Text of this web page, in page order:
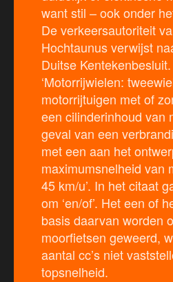
want stil – ook onder
De verkeersautoriteit
Hochtaunus verwijst
Duitse
‘Motorrijwielen:
motorrijtuigen met of
een cilinderinhoud van
geval van een
met een aan het
maximumsnelheid van
45 km/u’. In het citaat
om ‘en/of’. Het een of
basis daarvan worden
moorfietsen geweerd,
aantal cc’s niet
topsnelheid.